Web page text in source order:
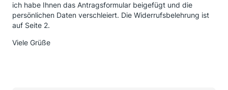
ich habe Ihnen das Antragsformular beigefügt und die
persönlichen Daten verschleiert. Die Widerrufsbelehrung ist
auf Seite 2.
Viele Grüße